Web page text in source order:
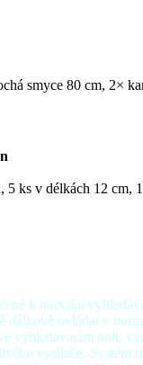
smyce 80 cm, 2×
5 ks v délkách 12 cm,
k nácviku
dálkově ovládat v
vyhledávacím poli,
vysílače. Systém